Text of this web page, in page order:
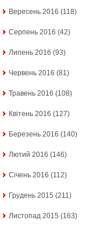
Вересень 2016 (118)
Серпень 2016 (42)
Липень 2016 (93)
Червень 2016 (81)
Травень 2016 (108)
Квітень 2016 (127)
Березень 2016 (140)
Лютий 2016 (146)
Січень 2016 (112)
Грудень 2015 (211)
Листопад 2015 (163)